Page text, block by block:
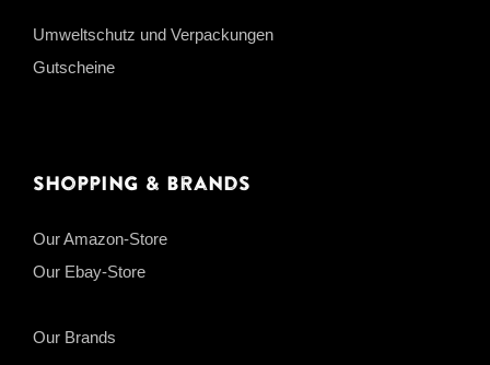
Umweltschutz und Verpackungen
Gutscheine
Shopping & Brands
Our Amazon-Store
Our Ebay-Store
Our Brands